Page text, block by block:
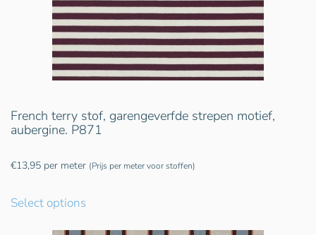
French terry stof, garengeverfde strepen motief,
aubergine. P871
€13,95 per meter (Prijs per meter voor stoffen)
Select options